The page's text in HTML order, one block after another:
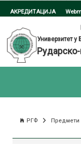
АКРЕДИТАЦИЈА
|
Универзитет у
РГФ Предмети